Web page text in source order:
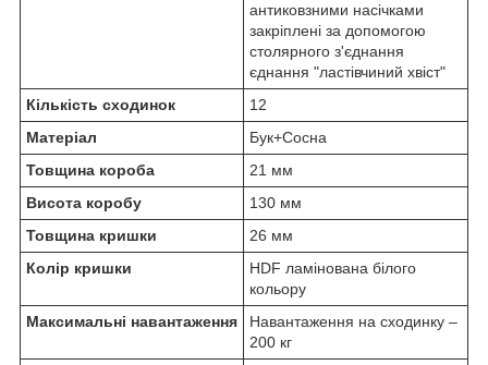
антиковзними насічками
закріплені за допомогою
столярного з'єднання
єднання "ластівчиний хвіст"
Кількість сходинок
12
Матеріал
Бук+Сосна
Товщина короба
21 мм
Висота коробу
130 мм
Товщина кришки
26 мм
Колір кришки
HDF ламінована білого
кольору
Максимальні навантаження
Навантаження на сходинку –
200 кг